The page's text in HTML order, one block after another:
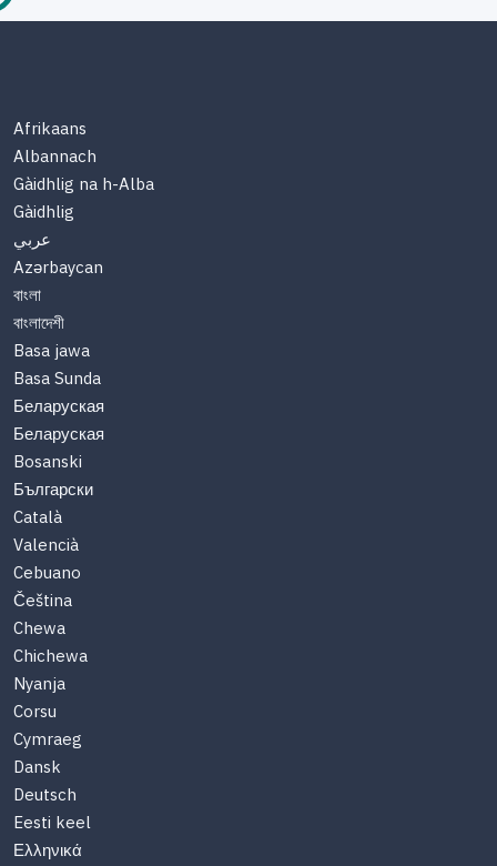
Afrikaans
Albannach
Gàidhlig na h-Alba
Gàidhlig
عربي
Azərbaycan
বাংলা
বাংলাদেশী
Basa jawa
Basa Sunda
Беларуская
Беларуская
Bosanski
Български
Català
Valencià
Cebuano
Čeština
Chewa
Chichewa
Nyanja
Corsu
Cymraeg
Dansk
Deutsch
Eesti keel
Ελληνικά